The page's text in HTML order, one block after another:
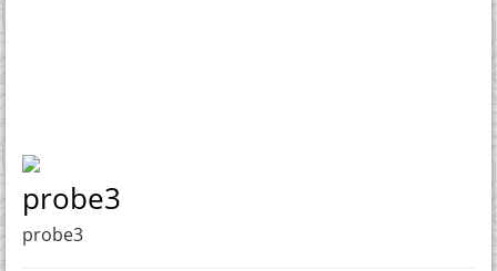
probe3
probe3